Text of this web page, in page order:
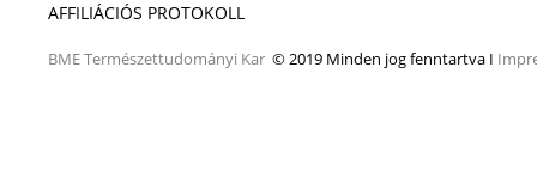
AFFILIÁCIÓS PROTOKOLL
BMETermészettudományi Kar © 2019 Minden jog fenntartva I